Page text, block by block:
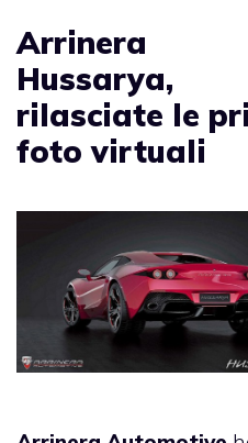
Arrinera
Hussarya,
rilasciate le
foto virtuali